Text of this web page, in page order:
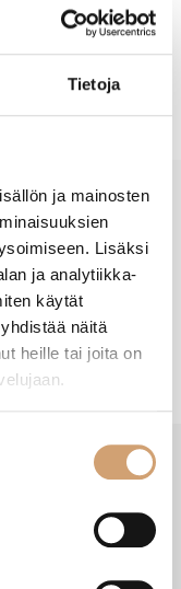
Tietoja
ja mainosten
Lisäksi
ja analytiikka-
käytät
näitä
heille tai joita on
-